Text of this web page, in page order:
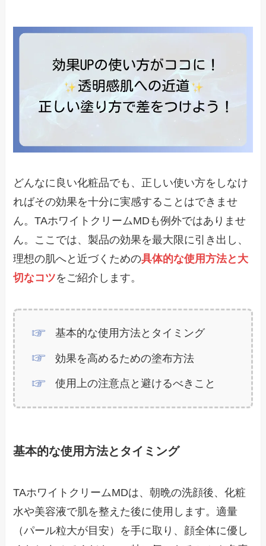
どんなに良い化粧品でも、正しい使い方をしなけ
ればその効果を十分に実感することはできませ
ん。TAホワイトクリームMDも例外ではありませ
ん。ここでは、製品の効果を最大限に引き出し、
理想の肌へと近づくための具体的な使用方法と大
切なコツをご紹介します。
基本的な使用方法とタイミング
効果を高めるための塗布方法
使用上の注意点と避けるべきこと
基本的な使用方法とタイミング
TAホワイトクリームMDは、朝晩の洗顔後、化粧
水や美容液で肌を整えた後に使用します。適量
（パール粒大が目安）を手に取り、顔全体に優し